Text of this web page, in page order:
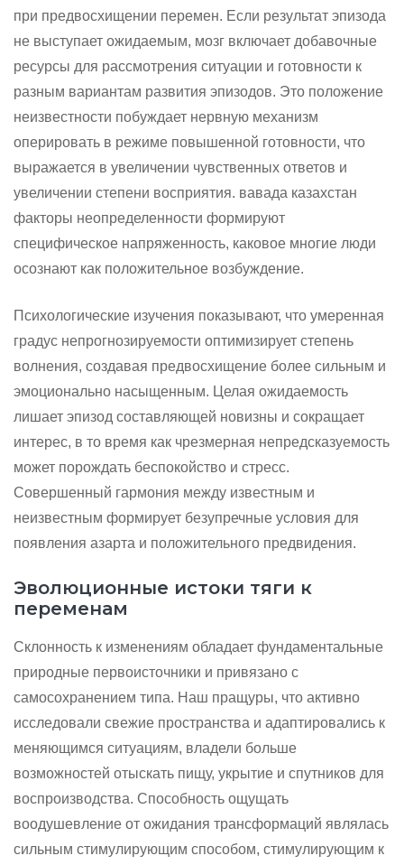
при предвосхищении перемен. Если результат эпизода
не выступает ожидаемым, мозг включает добавочные
ресурсы для рассмотрения ситуации и готовности к
разным вариантам развития эпизодов. Это положение
неизвестности побуждает нервную механизм
оперировать в режиме повышенной готовности, что
выражается в увеличении чувственных ответов и
увеличении степени восприятия. вавада казахстан
факторы неопределенности формируют
специфическое напряженность, каковое многие люди
осознают как положительное возбуждение.
Психологические изучения показывают, что умеренная
градус непрогнозируемости оптимизирует степень
волнения, создавая предвосхищение более сильным и
эмоционально насыщенным. Целая ожидаемость
лишает эпизод составляющей новизны и сокращает
интерес, в то время как чрезмерная непредсказуемость
может порождать беспокойство и стресс.
Совершенный гармония между известным и
неизвестным формирует безупречные условия для
появления азарта и положительного предвидения.
Эволюционные истоки тяги к
переменам
Склонность к изменениям обладает фундаментальные
природные первоисточники и привязано с
самосохранением типа. Наш пращуры, что активно
исследовали свежие пространства и адаптировались к
меняющимся ситуациям, владели больше
возможностей отыскать пищу, укрытие и спутников для
воспроизводства. Способность ощущать
воодушевление от ожидания трансформаций являлась
сильным стимулирующим способом, стимулирующим к